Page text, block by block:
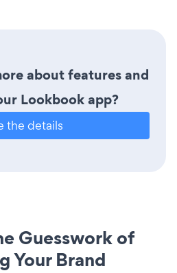
about features and
Lookbook app?
the details
Guesswork of
Your Brand